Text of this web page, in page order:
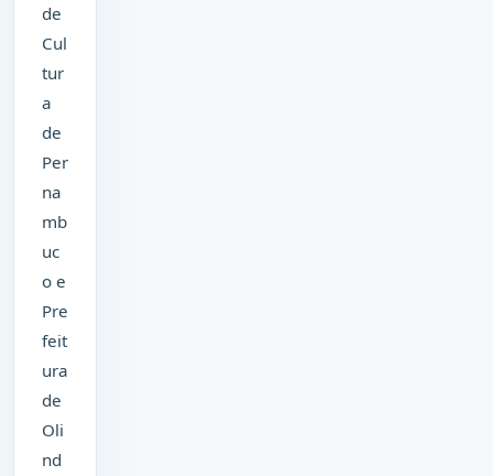
de
Cul
tur
a
de
Per
na
mb
uc
o e
Pre
feit
ura
de
Oli
nd